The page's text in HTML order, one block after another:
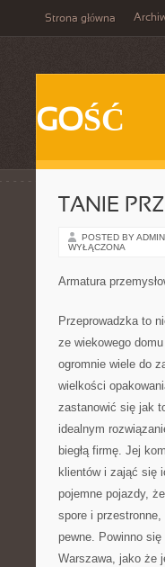
Strona główna
GOŚĆ
TANIE
POSTED BY ADMIN
WYŁĄCZONA
Armatura
Przeprowadzka to
ze wiekowego
ogromnie wiele do
wielkości
zastanowić się jak
idealnym
biegłą firmę. Jej
klientów i zająć się
pojemne pojazdy,
spore i
pewne. Powinno
Warszawa, jako że